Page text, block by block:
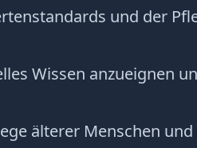
und der
Wissen anzueignen
älterer Menschen